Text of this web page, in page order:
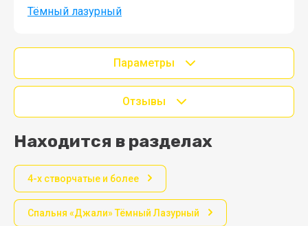
Тёмный лазурный
Параметры
Отзывы
Находится в разделах
4-х створчатые и более
Спальня «Джали» Тёмный Лазурный